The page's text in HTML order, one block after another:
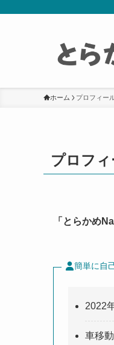
ホーム プロフィー
プロフ
「とらかめ
簡単に自
2022
車移